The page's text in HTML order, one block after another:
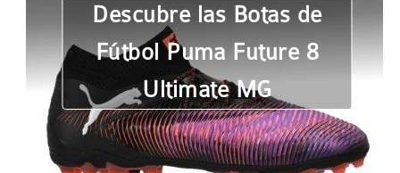
Descubre las Botas de
Fútbol Puma Future 8
Ultimate MG